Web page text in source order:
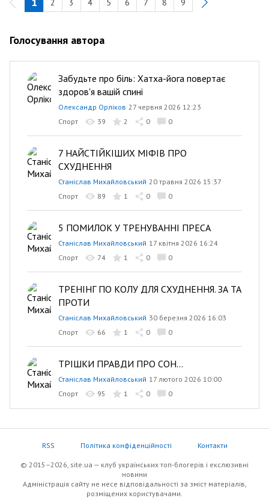
2 3 4 5 6 7 8 9
Голосування автора
Забудьте про біль: Хатха-йога повертає
здоров'я вашій спині
Олександр Орліков 27 червня 2026 12:23
Спорт
39 2 0 0
7 НАЙСТІЙКІШИХ МІФІВ ПРО
СХУДНЕННЯ
Станіслав Михайловський 20 травня 2026 15:37
Спорт
89 1 0 0
5 ПОМИЛОК У ТРЕНУВАННІ ПРЕСА
Станіслав Михайловський 17 квітня 2026 16:24
Спорт
74 1 0 0
ТРЕНІНГ ПО КОЛУ ДЛЯ СХУДНЕННЯ. ЗА ТА
ПРОТИ
Станіслав Михайловський 30 березня 2026 16:03
Спорт
66 1 0 0
ТРІШКИ ПРАВДИ ПРО СОН...
Станіслав Михайловський 17 лютого 2026 10:00
Спорт
95 1 0 0
RSS Політика конфіденційності Контакти
© 2015–2026, site.ua — клуб українських топ-блогерів i екслюзивнi
новини
Адміністрація сайту не несе відповідальності за зміст матеріалів,
розміщених користувачами.